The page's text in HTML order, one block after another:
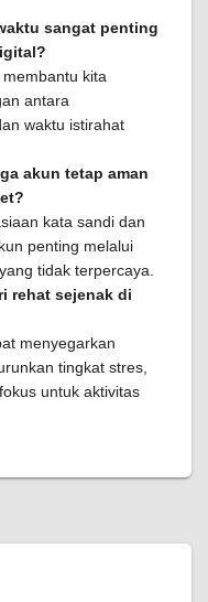
sangat penting
kita
antara
waktu istirahat
akun tetap aman
kata sandi dan
penting melalui
tidak terpercaya.
rehat sejenak di
menyegarkan
tingkat stres,
untuk aktivitas